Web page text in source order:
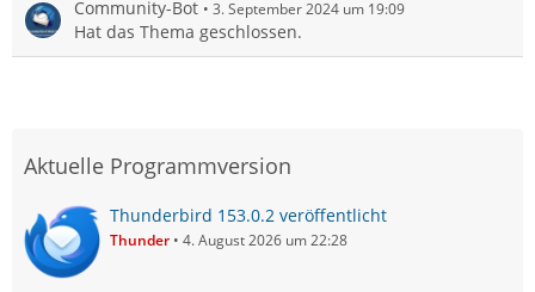
Community-Bot 3. September 2024 um 19:09
Hat das Thema geschlossen.
Aktuelle Programmversion
Thunderbird 153.0.2 veröffentlicht
Thunder 4. August 2026 um 22:28